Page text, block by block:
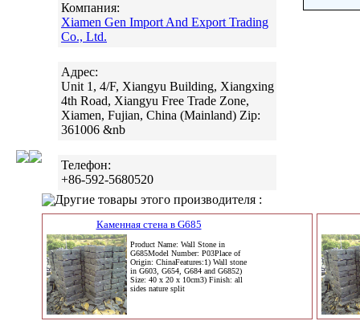
Компания:
Xiamen Gen Import And Export Trading
Co., Ltd.
Адрес:
Unit 1, 4/F, Xiangyu Building, Xiangxing
4th Road, Xiangyu Free Trade Zone,
Xiamen, Fujian, China (Mainland) Zip:
361006 &nb
Телефон:
+86-592-5680520
Другие товары этого производителя :
Каменная стена в G685
Product Name: Wall Stone in
G685Model Number: P03Place of
Origin: ChinaFeatures:1) Wall stone
in G603, G654, G684 and G6852)
Size: 40 x 20 x 10cm3) Finish: all
sides nature split